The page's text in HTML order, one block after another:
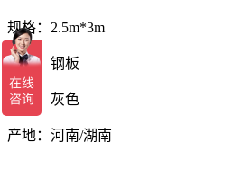
规格：2.5m*3m
材质：钢板
表面：灰色
产地：河南/湖南